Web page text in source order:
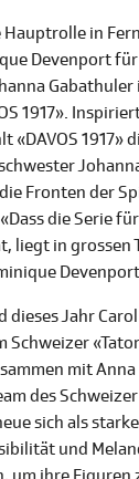
Hauptrolle in
Devenport
1917».
«DAVOS 1917»
Fronten der
die Serie
liegt in grossen
dieses Jahr
Schweizer
mit
des
sich als
und